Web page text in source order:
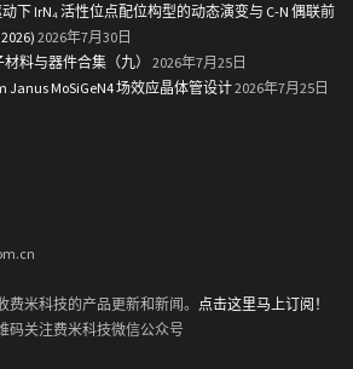
下 IrN₄ 活性位点配位构型的动态演变与 C-N 偶联前
2026年7月30日
料与器件合集（九）
2026年7月25日
Janus MoSiGeN4 场效应晶体管设计2026年7月25日
费米科技的产品更新和新闻。 点击这里马上订阅！
码关注费米科技微信公众号